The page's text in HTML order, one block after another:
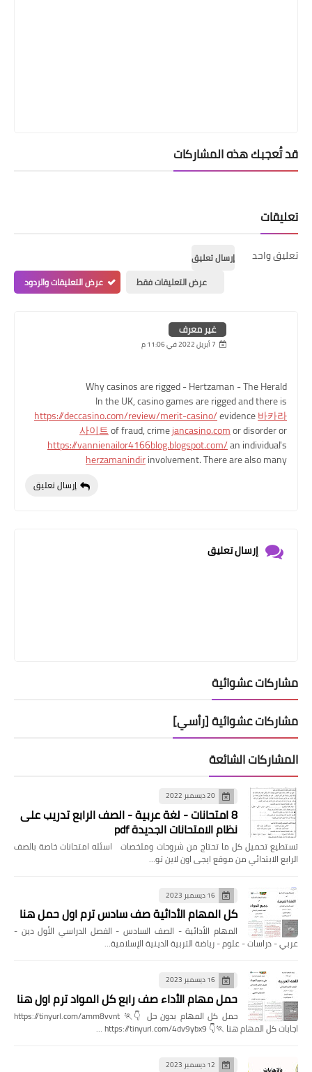
قد تُعجبك هذه المشاركات
تعليقات
تعليق واحد
إرسال تعليق
عرض التعليقات فقط
عرض التعليقات والردود
غير معرف
7 أبريل 2022 في 11:06 م
Why casinos are rigged - Hertzaman - The Herald
In the UK, casino games are rigged and there is
https://deccasino.com/review/merit-casino/evidence바카라
사이트of fraud, crimejancasino.comor disorder or
https://vannienailor4166blog.blogspot.com/an individual's
herzamanindirinvolvement. There are also many
إرسال تعليق
إرسال تعليق
مشاركات عشوائية
مشاركات عشوائية [رأسي]
المشاركات الشائعة
20 ديسمبر 2022
8 امتحانات - لغة عربية - الصف الرابع تدريب على
نظام الامتحانات الجديدة pdf
تستطيع تحميل كل ما تحتاج من شروحات وملخصات اسئله امتحانات خاصة بالصف
الرابع الابتدائي من موقع ايجى اون لاين تو…
16 ديسمبر 2023
كل المهام الأدائية صف سادس ترم اول حمل هنا
المهام الأدائية - الصف السادس - الفصل الدراسي الأول دين -
عربي - دراسات - علوم - رياضة التربية الدينية الإسلامية…
16 ديسمبر 2023
حمل مهام الأداء صف رابع كل المواد ترم اول هنا
حمل كل المهام بدون حل 👇🏃 https://tinyurl.com/amm8vvnt
اجابات كل المهام هنا 🏃👇 https://tinyurl.com/4dv9ybx9 …
12 ديسمبر 2023